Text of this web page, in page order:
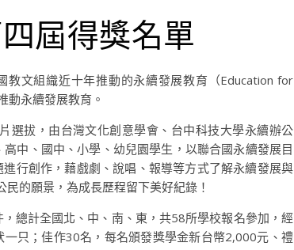
屆得獎名單
文組織近十年推動的永續發展教育（Education for
動永續發展教育。
選拔，由台灣文化創意學會、台中科技大學永續辦公
中、國中、小學、幼兒園學生，以聯合國永續發展目
行創作，藉戲劇、說唱、報導等方式了解永續發展與
的願景，為成長歷程留下美好紀錄！
總計全國北、中、南、東，共58所學校報名參加，經
只；佳作30名，每名頒發獎學金新台幣2,000元、禮